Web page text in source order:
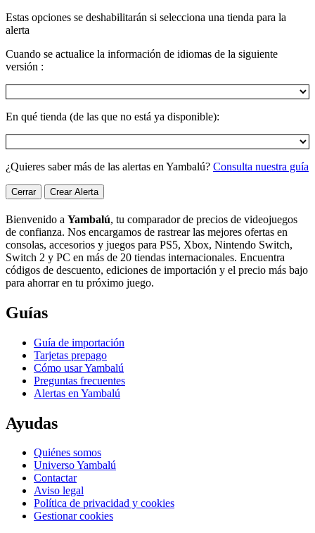
Estas opciones se deshabilitarán si selecciona una tienda para la
alerta
Cuando se actualice la información de idiomas de la siguiente
versión :
En qué tienda (de las que no está ya disponible):
¿Quieres saber más de las alertas en Yambalú? Consulta nuestra guía
Cerrar Crear Alerta
Bienvenido a Yambalú, tu comparador de precios de videojuegos
de confianza. Nos encargamos de rastrear las mejores ofertas en
consolas, accesorios y juegos para PS5, Xbox, Nintendo Switch,
Switch 2 y PC en más de 20 tiendas internacionales. Encuentra
códigos de descuento, ediciones de importación y el precio más bajo
para ahorrar en tu próximo juego.
Guías
Guía de importación
Tarjetas prepago
Cómo usar Yambalú
Preguntas frecuentes
Alertas en Yambalú
Ayudas
Quiénes somos
Universo Yambalú
Contactar
Aviso legal
Política de privacidad y cookies
Gestionar cookies